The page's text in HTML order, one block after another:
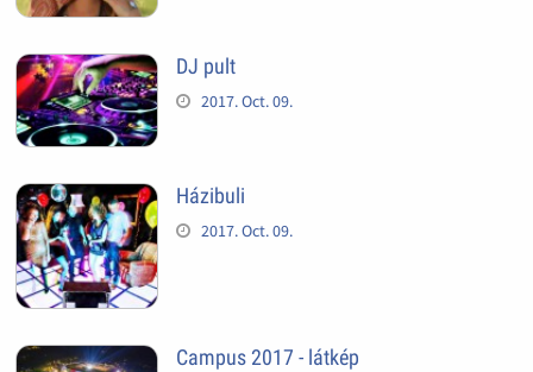
DJ pult
2017. Oct. 09.
Házibuli
2017. Oct. 09.
Campus 2017 - látkép